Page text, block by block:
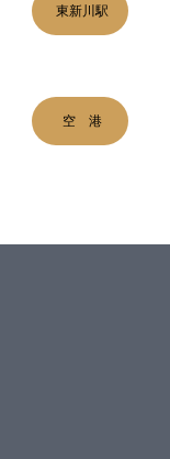
東新川駅
空 港